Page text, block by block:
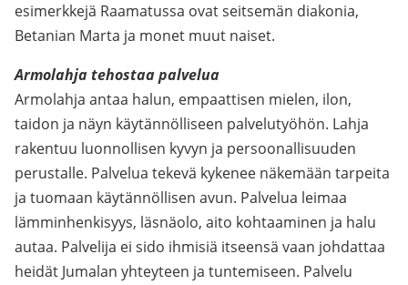
esimerkkejä Raamatussa ovat seitsemän diakonia,
Betanian Marta ja monet muut naiset.
Armolahja tehostaa palvelua
Armolahja antaa halun, empaattisen mielen, ilon,
taidon ja näyn käytännölliseen palvelutyöhön. Lahja
rakentuu luonnollisen kyvyn ja persoonallisuuden
perustalle. Palvelua tekevä kykenee näkemään tarpeita
ja tuomaan käytännöllisen avun. Palvelua leimaa
lämminhenkisyys, läsnäolo, aito kohtaaminen ja halu
autaa. Palvelija ei sido ihmisiä itseensä vaan johdattaa
heidät Jumalan yhteyteen ja tuntemiseen. Palvelu